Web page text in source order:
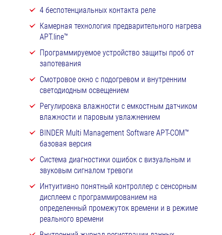
4 беспотенциальных контакта реле
Камерная технология предварительного нагрева
APT.line™
Программируемое устройство защиты проб от
запотевания
Смотровое окно с подогревом и внутренним
светодиодным освещением
Регулировка влажности с емкостным датчиком
влажности и паровым увлажнением
BINDER Multi Management Software APT-COM™
базовая версия
Система диагностики ошибок с визуальным и
звуковым сигналом тревоги
Интуитивно понятный контроллер с сенсорным
дисплеем с программированием на
определенный промежуток времени и в режиме
реального времени